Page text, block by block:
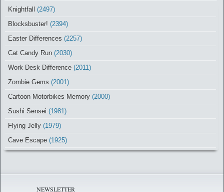
Knightfall (2497)
Blocksbuster! (2394)
Easter Differences (2257)
Cat Candy Run (2030)
Work Desk Difference (2011)
Zombie Gems (2001)
Cartoon Motorbikes Memory (2000)
Sushi Sensei (1981)
Flying Jelly (1979)
Cave Escape (1925)
NEWSLETTER